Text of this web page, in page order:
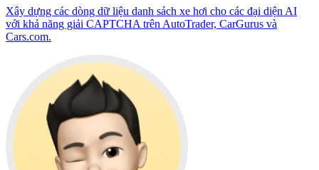
Xây dựng các dòng dữ liệu danh sách xe hơi cho các đại diện AI
với khả năng giải CAPTCHA trên AutoTrader, CarGurus và
Cars.com.